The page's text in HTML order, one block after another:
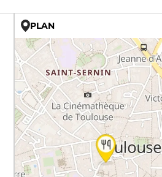
PLAN